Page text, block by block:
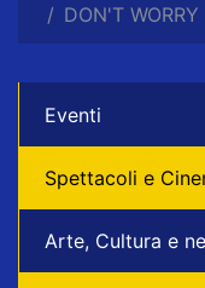
DON'T
Eventi
Spettacoli e
Arte, Cultura e